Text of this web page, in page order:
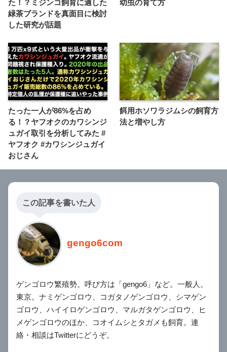
た！？ミジンコ飼育に適した
緑茶ブランドを真面目に検討
した研究が話題
幼虫の育て方
たった一人が86%を占め
る！？ヤフオクのカワシンジ
ュガイ取引を分析してみた #
ヤフオク #カワシンジュガイ
おじさん
餌用ホソワラジムシの飼育方
法と増やし方
この記事を書いた人
gengo6com
ゲンゴロウ繁殖勢。呼び方は「gengo6」など。一般人。
東京。ナミゲンゴロウ、コガタノゲンゴロウ、シマゲン
ゴロウ、ハイイロゲンゴロウ、マルガタゲンゴロウ、ヒ
メゲンゴロウのほか、コオイムシとタガメも飼育。連
絡・相談はTwitterにどうぞ。